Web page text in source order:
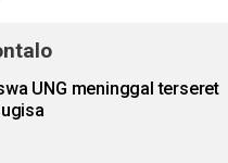
UNG meninggal terseret